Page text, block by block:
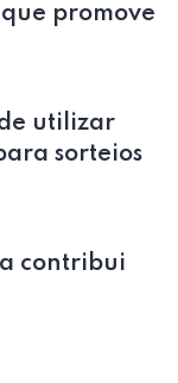
promove
utilizar
sorteios
contribui